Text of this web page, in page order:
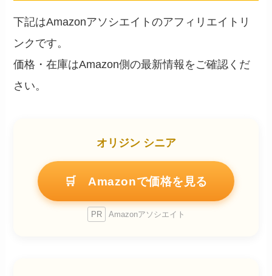
下記はAmazonアソシエイトのアフィリエイトリ
ンクです。
価格・在庫はAmazon側の最新情報をご確認くだ
さい。
オリジン シニア
🛒 Amazonで価格を見る
PR Amazonアソシエイト